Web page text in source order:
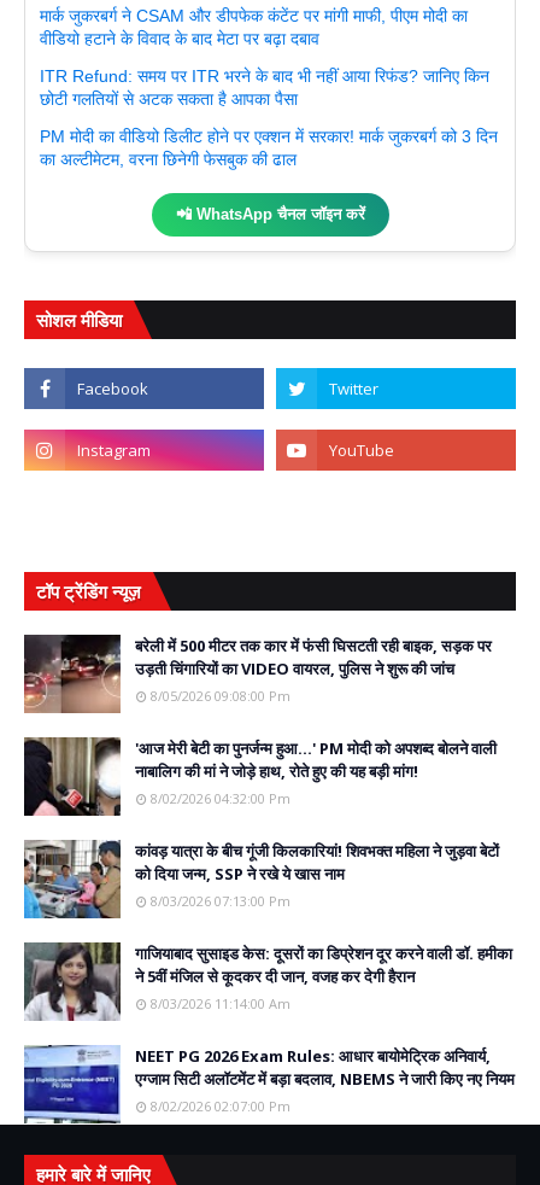
मार्क जुकरबर्ग ने CSAM और डीपफेक कंटेंट पर मांगी माफी, पीएम मोदी का
वीडियो हटाने के विवाद के बाद मेटा पर बढ़ा दबाव
ITR Refund: समय पर ITR भरने के बाद भी नहीं आया रिफंड? जानिए किन
छोटी गलतियों से अटक सकता है आपका पैसा
PM मोदी का वीडियो डिलीट होने पर एक्शन में सरकार! मार्क जुकरबर्ग को 3 दिन
का अल्टीमेटम, वरना छिनेगी फेसबुक की ढाल
📲 WhatsApp चैनल जॉइन करें
सोशल मीडिया
टॉप ट्रेंडिंग न्यूज़
बरेली में 500 मीटर तक कार में फंसी घिसटती रही बाइक, सड़क पर
उड़ती चिंगारियों का VIDEO वायरल, पुलिस ने शुरू की जांच
8/05/2026 09:08:00 Pm
'आज मेरी बेटी का पुनर्जन्म हुआ...' PM मोदी को अपशब्द बोलने वाली
नाबालिग की मां ने जोड़े हाथ, रोते हुए की यह बड़ी मांग!
8/02/2026 04:32:00 Pm
कांवड़ यात्रा के बीच गूंजी किलकारियां! शिवभक्त महिला ने जुड़वा बेटों
को दिया जन्म, SSP ने रखे ये खास नाम
8/03/2026 07:13:00 Pm
गाजियाबाद सुसाइड केस: दूसरों का डिप्रेशन दूर करने वाली डॉ. हमीका
ने 5वीं मंजिल से कूदकर दी जान, वजह कर देगी हैरान
8/03/2026 11:14:00 Am
NEET PG 2026 Exam Rules: आधार बायोमेट्रिक अनिवार्य,
एग्जाम सिटी अलॉटमेंट में बड़ा बदलाव, NBEMS ने जारी किए नए नियम
8/02/2026 02:07:00 Pm
हमारे बारे में जानिए